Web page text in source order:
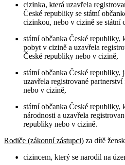
cizinka, která uzavřela
České republiky se státní
cizinkou, nebo v cizině se státní
státní občanka České republiky,
pobyt v cizině a uzavřela
České republiky nebo v cizině,
státní občanka České republiky,
uzavřela registrované
nebo v cizině,
státní občanka České republiky,
národnosti a uzavřela
republiky nebo v cizině.
Rodiče (zákonní zástupci) za dítě
cizincem, který se narodil na